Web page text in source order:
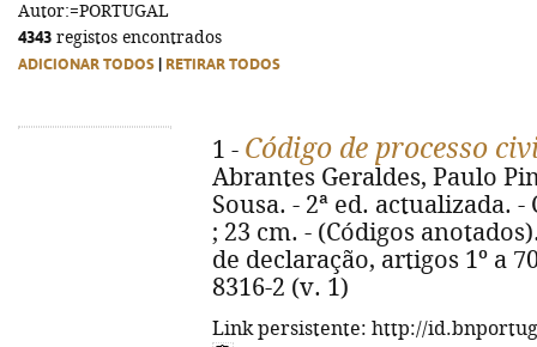
Autor:=PORTUGAL
4343 registos encontrados
ADICIONAR TODOS RETIRAR TODOS
1 - Código de processo
Abrantes Geraldes, Paulo
Sousa. - 2ª ed. actualizada.
; 23 cm. - (Códigos
de declaração, artigos 1º a
8316-2 (v. 1)
Link persistente: http://